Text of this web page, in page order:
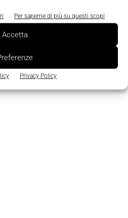
Per saperne di più su questi scopi
Accetta
Privacy Policy